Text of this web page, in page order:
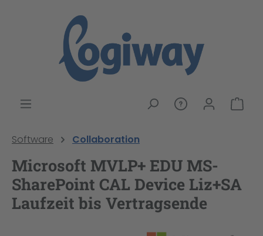
Software Collaboration
Microsoft MVLP+ EDU MS-
SharePoint CAL Device Liz+SA
Laufzeit bis Vertragsende